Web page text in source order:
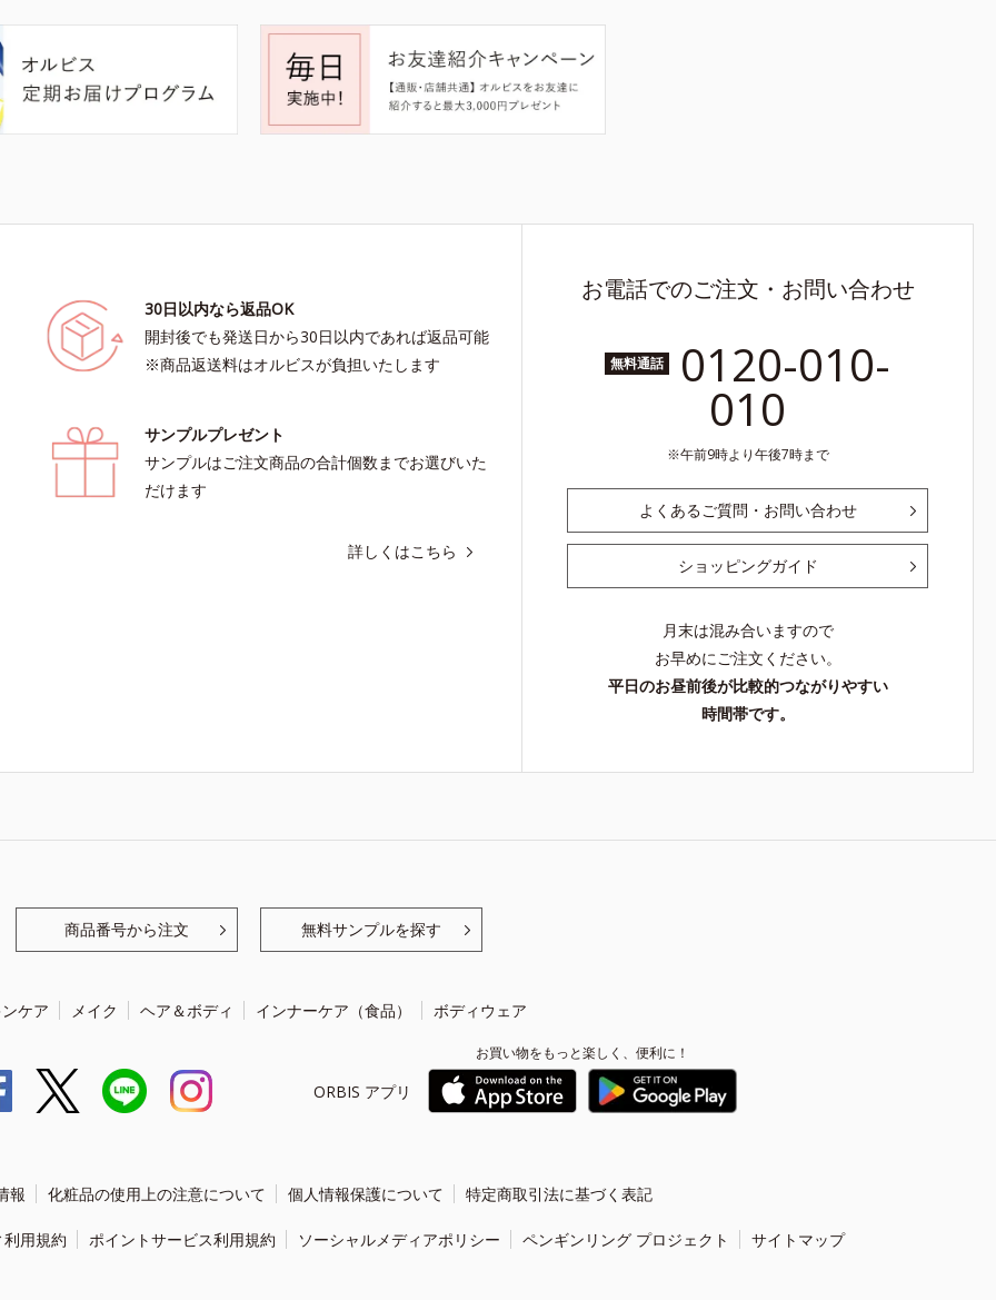
30日以内なら返品OK
開封後でも発送日から30日以内であれば返品可能
※商品返送料はオルビスが負担いたします
サンプルプレゼント
サンプルはご注文商品の合計個数までお選びいた
だけます
詳しくはこちら
お電話でのご注文・お問い合わせ
無料通話 0120-010-
010
午前9時より午後7時まで
よくあるご質問・お問い合わせ
ショッピングガイド
月末は混み合いますので
お早めにご注文ください。
平日のお昼前後が比較的つながりやすい
時間帯です。
商品番号から注文 無料サンプルを探す
ケア メイク ヘア＆ボディ インナーケア（食品） ボディウェア
ORBIS アプリ
お買い物をもっと楽しく、便利に！
報 化粧品の使用上の注意について 個人情報保護について 特定商取引法に基づく表記
用規約 ポイントサービス利用規約 ソーシャルメディアポリシー ペンギンリング プロジェクト サイトマップ